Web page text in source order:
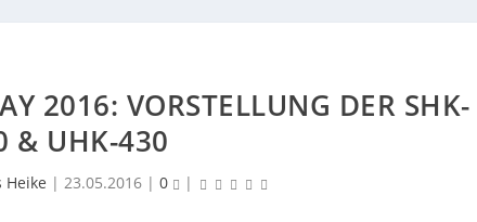
2016: VORSTELLUNG DER SHK-
& UHK-430
Heike |23.05.2016 |0 |